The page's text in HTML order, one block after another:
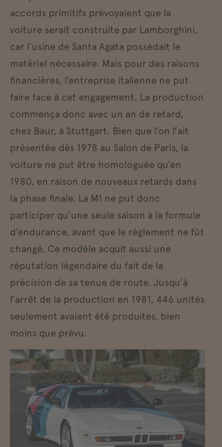
accords primitifs prévoyaient que la
voiture serait construite par Lamborghini,
car l’usine de Santa Agata possédait le
matériel nécessaire. Mais pour des raisons
financières, l’entreprise italienne ne put
faire face à cet engagement. La production
commença donc avec un an de retard,
chez Baur, à Stuttgart. Bien que l’on l’ait
présentée dès 1978 au Salon de Paris, la
voiture ne put être homologuée qu’en
1980, en raison de nouveaux retards dans
la phase finale. La M1 ne put donc
participer qu’une seule saison à la formule
d’endurance, avant que le règlement ne fût
changé. Ce modèle acquit aussi une
réputation légendaire du fait de la
précision de sa tenue de route. Jusqu’à
l’arrêt de la production en 1981, 446 unités
seulement avaient été produites, bien
moins que prévu.